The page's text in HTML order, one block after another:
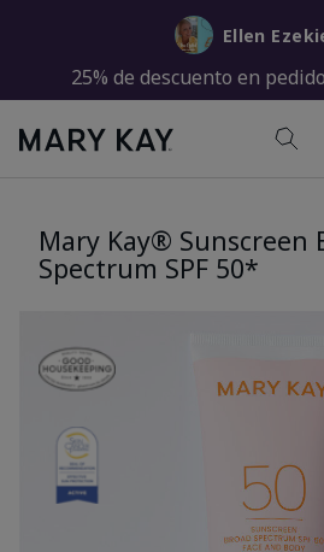
Ellen
25% de descuento en
Mary Kay® Sunscreen
Spectrum SPF 50*